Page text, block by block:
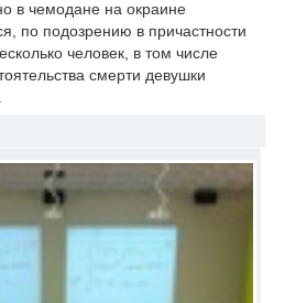
в чемодане на окраине
по подозрению в причастности
человек, в том числе
смерти девушки